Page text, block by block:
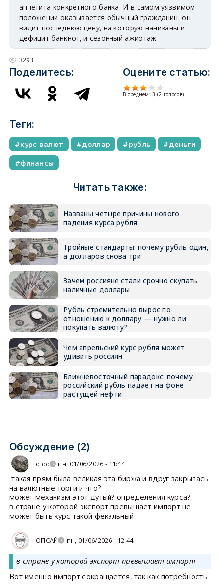
аппетита конкретного банка. И в самом уязвимом
положении оказывается обычный гражданин: он
видит последнюю цену, на которую нанизаны и
дефицит банкнот, и сезонный ажиотаж.
3293
Поделитесь: Оцените статью:
В среднем:3 (2 голосов)
Теги:
курс валют доллар рубль
деньги
финансы
Читать также:
Названы четыре причины нового
падения курса рубля
Тройные стандарты: почему рубль один,
а долларов снова три
Зачем россияне стали срочно скупать
наличные доллары
Рубль стремительно вырос по
отношению к доллару — нужно ли
покупать валюту?
Чем апрельский курс рубля может
удивить россиян
Ближневосточный парадокс: почему
российский рубль падает на фоне
растущей нефти
Обсуждение (2)
d dd пн, 01/06/2026 - 11:44
такая прям была великая эта биржа и вдруг закрылась
на валютные торги и что?
может механизм этот дутый? определения курса?
в стране у которой экспорт превышает импорт не
может быть курс такой фекальный
ОПСАЙ пн, 01/06/2026 - 12:44
в стране у которой экспорт превышает импорт
Вот именно импорт сокращается, так как потребность